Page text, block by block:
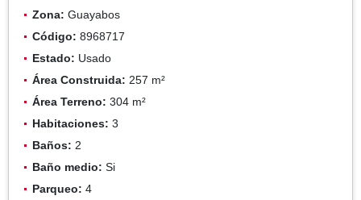
Zona: Guayabos
Código: 8968717
Estado: Usado
Área Construida: 257 m²
Área Terreno: 304 m²
Habitaciones: 3
Baños: 2
Baño medio: Si
Parqueo: 4